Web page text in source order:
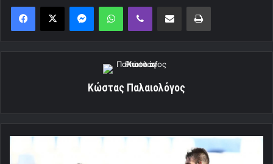
MessengerWhatsAppViber Κοινοποίηση μέσω ηλεκτρονικού ταχυδρομείουΕκτύπωση
Κώστας Παλαιολόγος
«Τριάρα»
στον